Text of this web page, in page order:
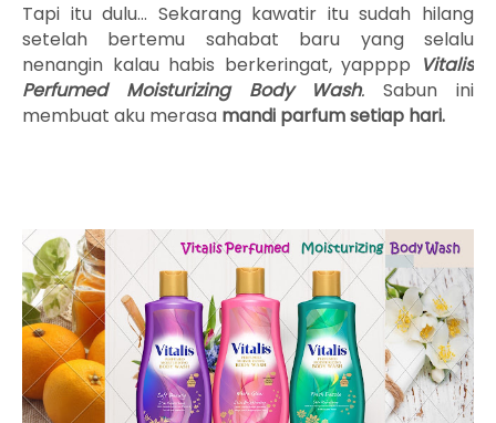
Tapi itu dulu... Sekarang kawatir itu sudah hilang
setelah bertemu sahabat baru yang selalu
nenangin kalau habis berkeringat, yapppp Vitalis
Perfumed Moisturizing Body Wash.Sabun ini
membuat aku merasa mandi parfum setiap hari.